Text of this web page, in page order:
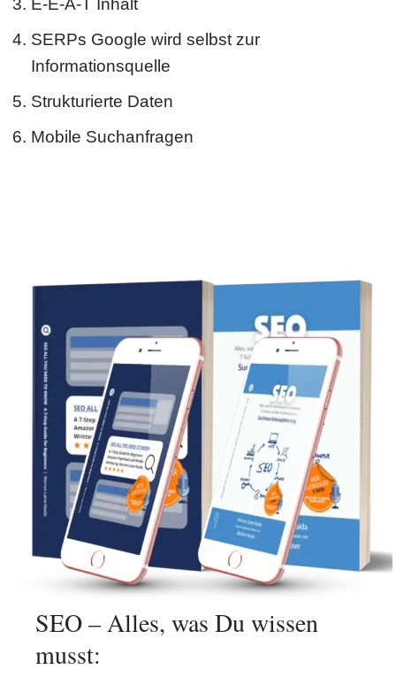
SERPs Google wird selbst zur
Informationsquelle
Strukturierte Daten
Mobile Suchanfragen
SEO – Alles, was Du wissen
musst: